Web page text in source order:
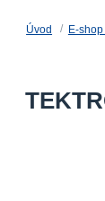
Úvod E-